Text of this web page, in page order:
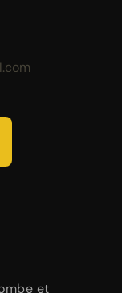
et